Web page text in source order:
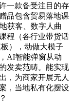
一款备受注目的存
品包含贸易落地课
获客、数字人曲
程（各行业带货话
），动做大模子
AI智能弹窗从动
发卖范畴。能实现
，为商家开展无人
，当地私有化摆设